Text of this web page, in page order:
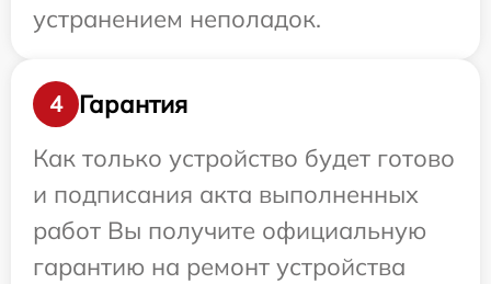
устранением неполадок.
4
Гарантия
Как только устройство будет готово
и подписания акта выполненных
работ Вы получите официальную
гарантию на ремонт устройства